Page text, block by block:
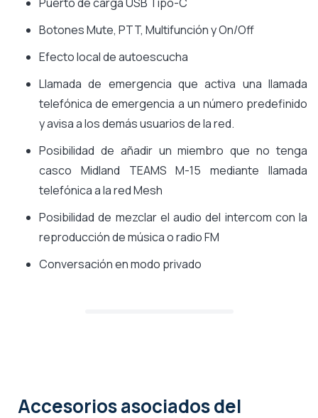
Botones Mute, PTT, Multifunción y On/Off
Efecto local de autoescucha
Llamada de emergencia que activa una llamada
telefónica de emergencia a un número predefinido
y avisa a los demás usuarios de la red.
Posibilidad de añadir un miembro que no tenga
casco Midland TEAMS M-15 mediante llamada
telefónica a la red Mesh
Posibilidad de mezclar el audio del intercom con la
reproducción de música o radio FM
Conversación en modo privado
Accesorios asociadosdel